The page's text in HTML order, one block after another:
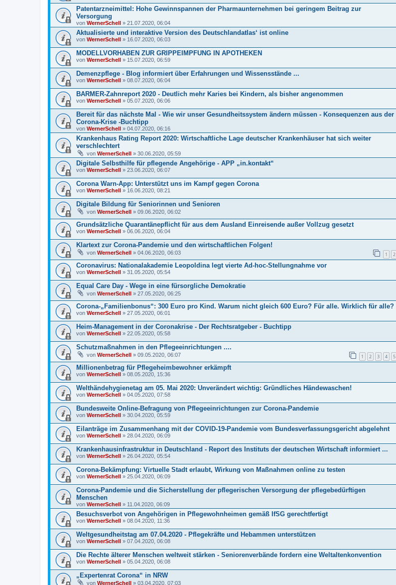
Patentarzneimittel: Hohe Gewinnspannen der Pharmaunternehmen bei geringem Beitrag zur
Versorgung
von WernerSchell » 21.07.2020, 06:04
Aktualisierte und interaktive Version des Deutschlandatlas‘ ist online
von WernerSchell » 16.07.2020, 06:03
MODELLVORHABEN ZUR GRIPPEIMPFUNG IN APOTHEKEN
von WernerSchell » 15.07.2020, 06:59
Demenzpflege - Blog informiert über Erfahrungen und Wissensstände ...
von WernerSchell » 08.07.2020, 06:04
BARMER-Zahnreport 2020 - Deutlich mehr Karies bei Kindern, als bisher angenommen
von WernerSchell » 05.07.2020, 06:06
Bereit für das nächste Mal - Wie wir unser Gesundheitssystem ändern müssen - Konsequenzen aus der
Corona-Krise -Buchtipp
von WernerSchell » 04.07.2020, 06:16
Krankenhaus Rating Report 2020: Wirtschaftliche Lage deutscher Krankenhäuser hat sich weiter
verschlechtert
von WernerSchell » 30.06.2020, 05:59
Digitale Selbsthilfe für pflegende Angehörige - APP „in.kontakt“
von WernerSchell » 23.06.2020, 06:07
Corona Warn-App: Unterstützt uns im Kampf gegen Corona
von WernerSchell » 16.06.2020, 08:21
Digitale Bildung für Seniorinnen und Senioren
von WernerSchell » 09.06.2020, 06:02
Grundsätzliche Quarantänepflicht für aus dem Ausland Einreisende außer Vollzug gesetzt
von WernerSchell » 06.06.2020, 06:04
Klartext zur Corona-Pandemie und den wirtschaftlichen Folgen!
von WernerSchell » 04.06.2020, 06:03 1 2
Coronavirus: Nationalakademie Leopoldina legt vierte Ad-hoc-Stellungnahme vor
von WernerSchell » 31.05.2020, 05:54
Equal Care Day - Wege in eine fürsorgliche Demokratie
von WernerSchell » 27.05.2020, 06:25
Corona-„Familienbonus“: 300 Euro pro Kind. Warum nicht gleich 600 Euro? Für alle. Wirklich für alle?
von WernerSchell » 27.05.2020, 06:01
Heim-Management in der Coronakrise - Der Rechtsratgeber - Buchtipp
von WernerSchell » 22.05.2020, 05:58
Schutzmaßnahmen in den Pflegeeinrichtungen ....
von WernerSchell » 09.05.2020, 06:07 1 2 3 4 5
Millionenbetrag für Pflegeheimbewohner erkämpft
von WernerSchell » 08.05.2020, 15:36
Welthändehygienetag am 05. Mai 2020: Unverändert wichtig: Gründliches Händewaschen!
von WernerSchell » 04.05.2020, 07:58
Bundesweite Online-Befragung von Pflegeeinrichtungen zur Corona-Pandemie
von WernerSchell » 30.04.2020, 05:59
Eilanträge im Zusammenhang mit der COVID-19-Pandemie vom Bundesverfassungsgericht abgelehnt
von WernerSchell » 28.04.2020, 06:09
Krankenhausinfrastruktur in Deutschland - Report des Instituts der deutschen Wirtschaft informiert ...
von WernerSchell » 26.04.2020, 05:54
Corona-Bekämpfung: Virtuelle Stadt erlaubt, Wirkung von Maßnahmen online zu testen
von WernerSchell » 25.04.2020, 06:09
Corona-Pandemie und die Sicherstellung der pflegerischen Versorgung der pflegebedürftigen
Menschen
von WernerSchell » 11.04.2020, 06:09
Besuchsverbot von Angehörigen in Pflegewohnheimen gemäß IfSG gerechtfertigt
von WernerSchell » 08.04.2020, 11:36
Weltgesundheitstag am 07.04.2020 - Pflegekräfte und Hebammen unterstützen
von WernerSchell » 07.04.2020, 06:08
Die Rechte älterer Menschen weltweit stärken - Seniorenverbände fordern eine Weltaltenkonvention
von WernerSchell » 05.04.2020, 06:08
„Expertenrat Corona“ in NRW
von WernerSchell » 03.04.2020, 07:03